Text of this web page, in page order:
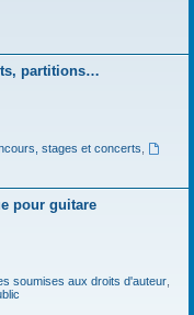
partitions…
stages et concerts
pour guitare
soumises aux droits d'auteur,